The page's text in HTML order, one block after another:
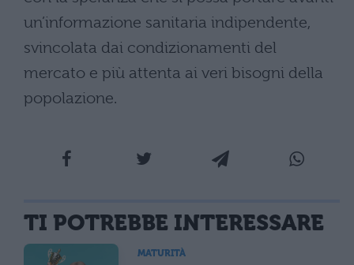
un’informazione sanitaria indipendente,
svincolata dai condizionamenti del
mercato e più attenta ai veri bisogni della
popolazione.
TI POTREBBE INTERESSARE
MATURITÀ